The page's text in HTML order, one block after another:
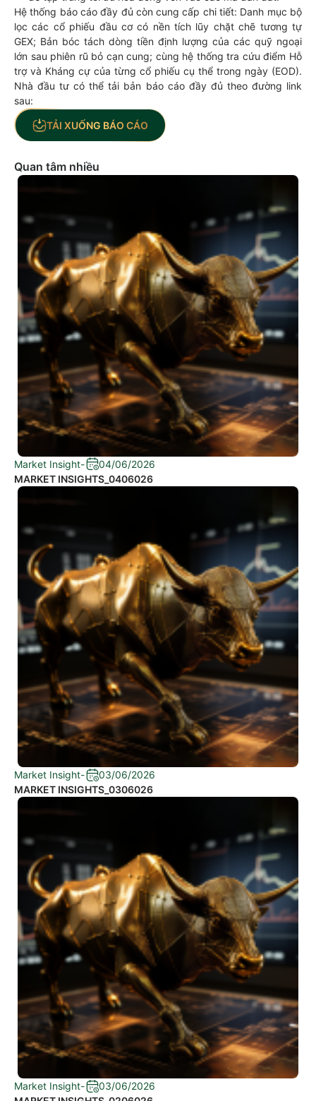
Hệ thống báo cáo đầy đủ còn cung cấp chi tiết: Danh mục bộ
lọc các cổ phiếu đầu cơ có nền tích lũy chặt chẽ tương tự
GEX; Bản bóc tách dòng tiền định lượng của các quỹ ngoại
lớn sau phiên rũ bỏ cạn cung; cùng hệ thống tra cứu điểm Hỗ
trợ và Kháng cự của từng cổ phiếu cụ thể trong ngày (EOD).
Nhà đầu tư có thể tải bản báo cáo đầy đủ theo đường link
sau:
TẢI XUỐNG BÁO CÁO
Quan tâm nhiều
Market Insight-
04/06/2026
MARKET INSIGHTS_0406026
Market Insight-
03/06/2026
MARKET INSIGHTS_0306026
Market Insight-
03/06/2026